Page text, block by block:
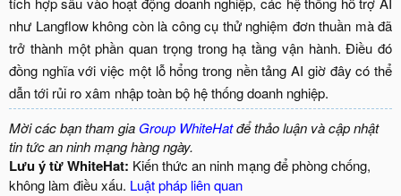
như Langflow không còn là công cụ thử nghiệm đơn thuần mà đã
trở thành một phần quan trọng trong hạ tầng vận hành. Điều đó
đồng nghĩa với việc một lỗ hổng trong nền tảng AI giờ đây có thể
dẫn tới rủi ro xâm nhập toàn bộ hệ thống doanh nghiệp.​
Mời các bạn tham gia Group WhiteHatđể thảo luận và cập nhật
tin tức an ninh mạng hàng ngày.
Lưu ý từ WhiteHat: Kiến thức an ninh mạng để phòng chống,
không làm điều xấu. Luật pháp liên quan